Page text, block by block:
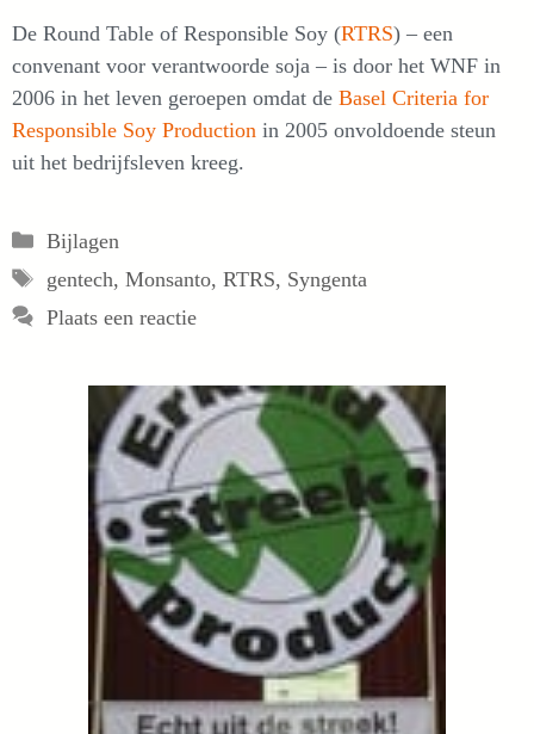
De Round Table of Responsible Soy (RTRS) – een
convenant voor verantwoorde soja – is door het WNF in
2006 in het leven geroepen omdat de Basel Criteria for
Responsible Soy Production in 2005 onvoldoende steun
uit het bedrijfsleven kreeg.
Categorieën
Bijlagen
Tags
gentech, Monsanto, RTRS, Syngenta
Plaats een reactie